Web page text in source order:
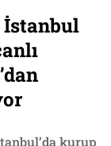
İstanbul
kurup